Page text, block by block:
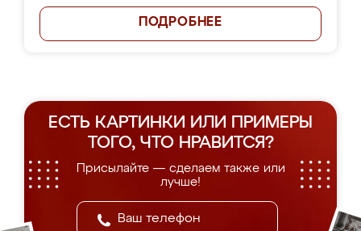
ПОДРОБНЕЕ
ЕСТЬ КАРТИНКИ ИЛИ ПРИМЕРЫ
ТОГО, ЧТО НРАВИТСЯ?
Присылайте — сделаем также или
лучше!